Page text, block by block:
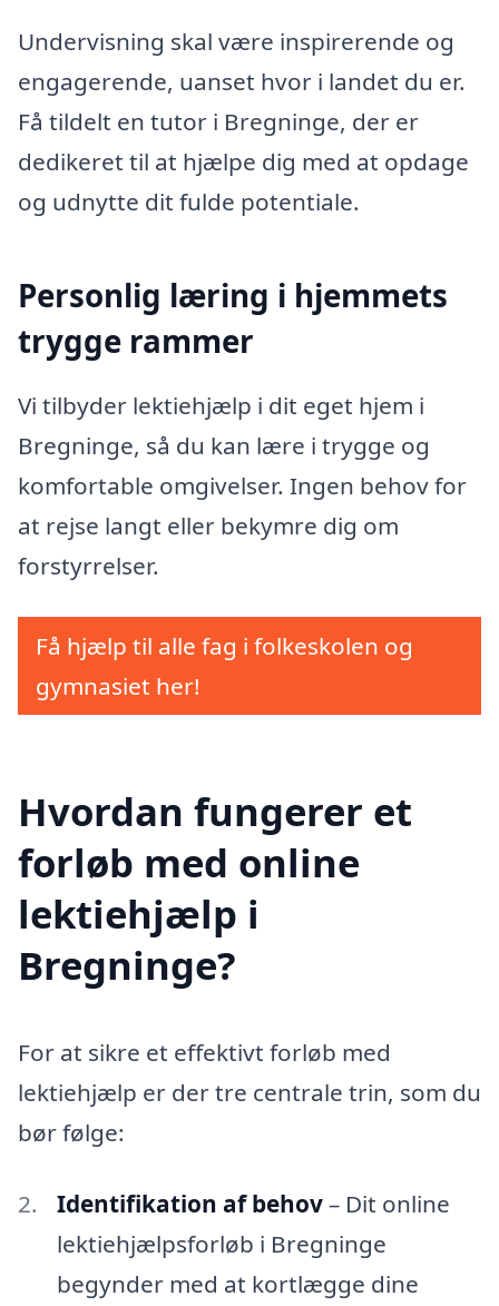
Undervisning skal være inspirerende og
engagerende, uanset hvor i landet du er.
Få tildelt en tutor i Bregninge, der er
dedikeret til at hjælpe dig med at opdage
og udnytte dit fulde potentiale.
Personlig læring i hjemmets
trygge rammer
Vi tilbyder lektiehjælp i dit eget hjem i
Bregninge, så du kan lære i trygge og
komfortable omgivelser. Ingen behov for
at rejse langt eller bekymre dig om
forstyrrelser.
Få hjælp til alle fag i folkeskolen og
gymnasiet her!
Hvordan fungerer et
forløb med online
lektiehjælp i
Bregninge?
For at sikre et effektivt forløb med
lektiehjælp er der tre centrale trin, som du
bør følge:
Identifikation af behov– Dit online
lektiehjælpsforløb i Bregninge
begynder med at kortlægge dine